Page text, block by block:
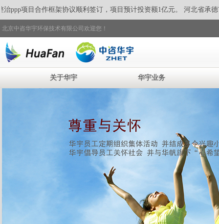
项目合作框架协议顺利签订，项目预计投资额1亿元。 河北省承德
北京中咨华宇环保技术有限公司欢迎您！
关于华宇 华宇业务
“国际反腐日，廉政你我他”--华帆事业部召开廉政宣传主